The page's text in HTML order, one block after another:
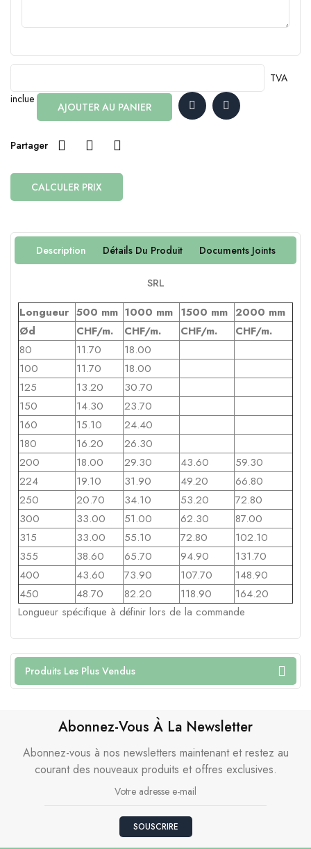
TVA
inclue
AJOUTER AU PANIER
Partager
CALCULER PRIX
Description Détails Du Produit Documents Joints
SRL
Longueur 500 mm 1000 mm 1500 mm 2000 mm
Ød
CHF/m. CHF/m. CHF/m. CHF/m.
80
11.70
18.00
100
11.70
18.00
125
13.20
30.70
150
14.30
23.70
160
15.10
24.40
180
16.20
26.30
200
18.00 29.30 43.60
59.30
224
19.10 31.90 49.20
66.80
250
20.70 34.10 53.20
72.80
300
33.00 51.00 62.30
87.00
315
33.00 55.10 72.80
102.10
355
38.60 65.70 94.90
131.70
400
43.60 73.90 107.70
148.90
450
48.70 82.20 118.90
164.20
Longueur spécifique à définir lors de la commande
Produits Les Plus Vendus
Abonnez-Vous À La Newsletter
Abonnez-vous à nos newsletters maintenant et restez au
courant des nouveaux produits et offres exclusives.
SOUSCRIRE